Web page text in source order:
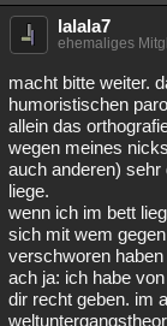
lalala7
ehemaliges
macht bitte weiter.
humoristischen
allein das
wegen meines
auch anderen)
liege.
wenn ich im bett
sich mit wem
verschworen haben
ach ja: ich habe
dir recht geben. im